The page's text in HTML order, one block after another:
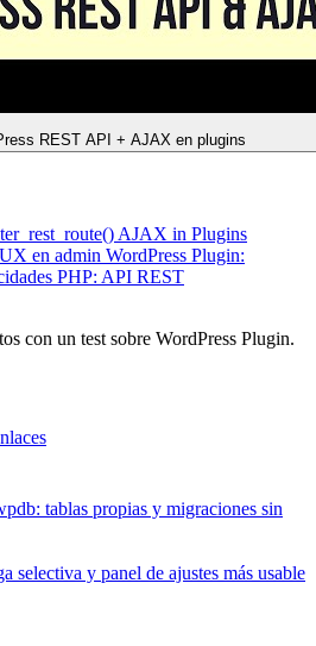
REST API + AJAX en plugins
AJAX in Plugins
en admin WordPress Plugin:
PHP: API REST
con un test sobre WordPress Plugin.
tablas propias y migraciones sin
selectiva y panel de ajustes más usable